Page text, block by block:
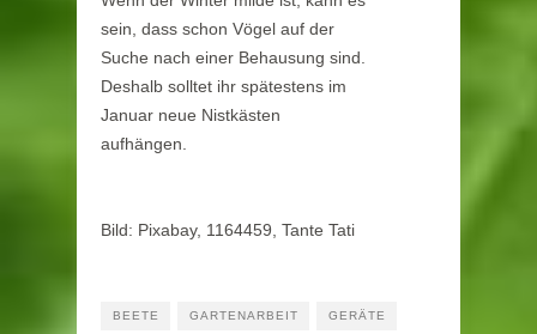
sein, dass schon Vögel auf der
Suche nach einer Behausung sind.
Deshalb solltet ihr spätestens im
Januar neue Nistkästen
aufhängen.
Bild: Pixabay, 1164459, Tante Tati
BEETE GARTENARBEIT GERÄTE